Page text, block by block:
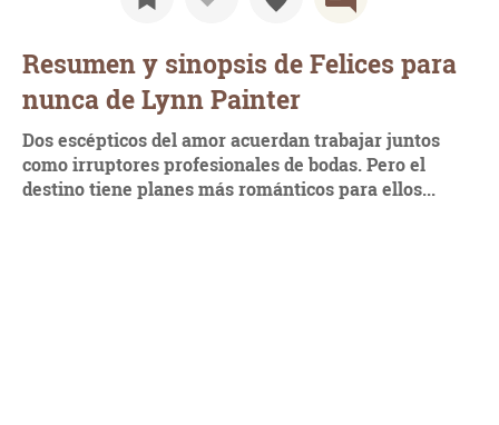
Resumen y sinopsis de Felices para
nunca de Lynn Painter
Dos escépticos del amor acuerdan trabajar juntos
como irruptores profesionales de bodas. Pero el
destino tiene planes más románticos para ellos...